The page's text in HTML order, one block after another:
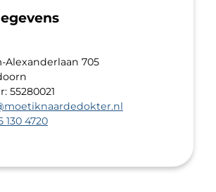
Alexanderlaan 705
55280021
130 4720